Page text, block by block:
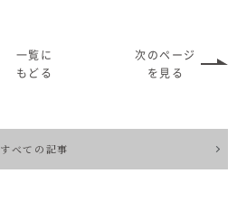
一覧に
もどる
次のページ
を見る
すべての記事